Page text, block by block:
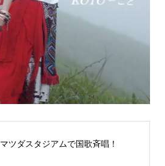
マツダスタジアムで国歌斉唱！